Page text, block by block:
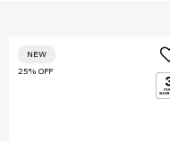
25% OFF
NEW